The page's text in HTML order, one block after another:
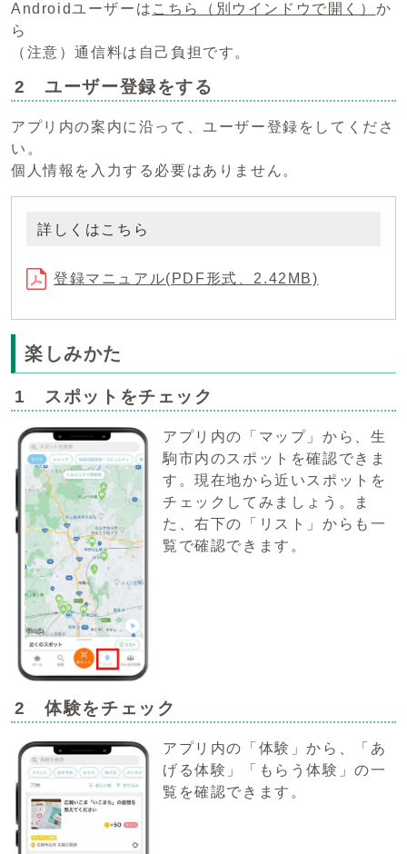
Androidユーザーは こちら （別ウインドウで開く） か
ら
（注意）通信料は自己負担です。
2 ユーザー登録をする
アプリ内の案内に沿って、ユーザー登録をしてくださ
い。
個人情報を入力する必要はありません。
詳しくはこちら
登録マニュアル(PDF形式、2.42MB)
楽しみかた
1 スポットをチェック
アプリ内の「マップ」から、生
駒市内のスポットを確認できま
す。現在地から近いスポットを
チェックしてみましょう。ま
た、右下の「リスト」からも一
覧で確認できます。
2 体験をチェック
アプリ内の「体験」から、「あ
げる体験」「もらう体験」の一
覧を確認できます。